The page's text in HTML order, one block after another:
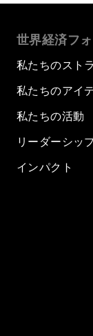
世界経済フ
私たちのスト
私たちのアイ
私たちの活動
リーダーシッ
インパクト